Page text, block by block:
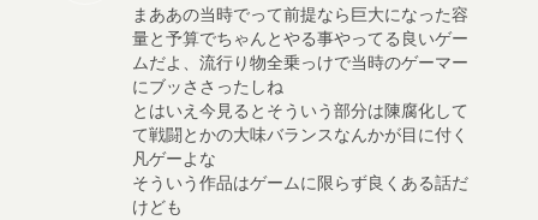
まああの当時でって前提なら巨大になった容
量と予算でちゃんとやる事やってる良いゲー
ムだよ、流行り物全乗っけで当時のゲーマー
にブッささったしね
とはいえ今見るとそういう部分は陳腐化して
て戦闘とかの大味バランスなんかが目に付く
凡ゲーよな
そういう作品はゲームに限らず良くある話だ
けども